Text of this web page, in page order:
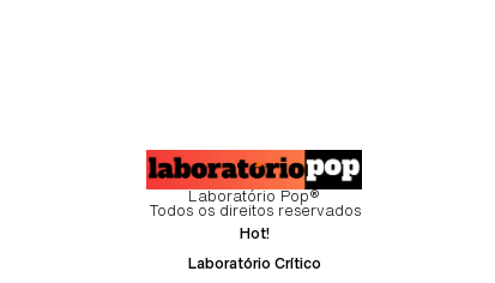
Laboratório Pop®
Todos os direitos reservados
Hot!
Laboratório Crítico